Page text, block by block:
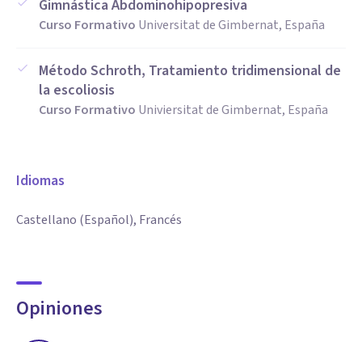
Gimnástica Abdominohipopresiva
Curso Formativo Universitat de Gimbernat, España
Método Schroth, Tratamiento tridimensional de
la escoliosis
Curso Formativo Univiersitat de Gimbernat, España
Idiomas
Castellano (Español), Francés
Opiniones